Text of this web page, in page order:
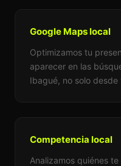
Google Maps local
Optimizamos tu
aparecer en las
Ibagué, no solo
Competencia local
Analizamos quiénes